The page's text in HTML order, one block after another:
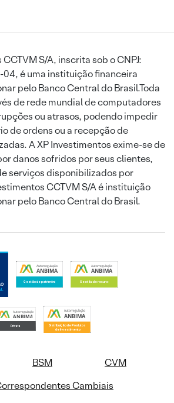
S/A, inscrita sob o CNPJ:
é uma instituição financeira
pelo Banco Central do Brasil.Toda
de rede mundial de computadores
ou atrasos, podendo impedir
de ordens ou a recepção de
A XP Investimentos exime-se de
danos sofridos por seus clientes,
serviços disponibilizados por
CCTVM S/A é instituição
pelo Banco Central do Brasil.
BSM
CVM
Cambiais